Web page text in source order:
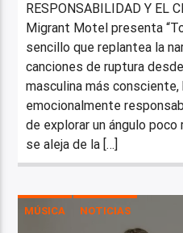
RESPONSABILIDAD Y EL
Migrant Motel presenta
sencillo que replantea la
canciones de ruptura
masculina más
emocionalmente
de explorar un ángulo
se aleja de la […]
MÚSICA NOTICIAS